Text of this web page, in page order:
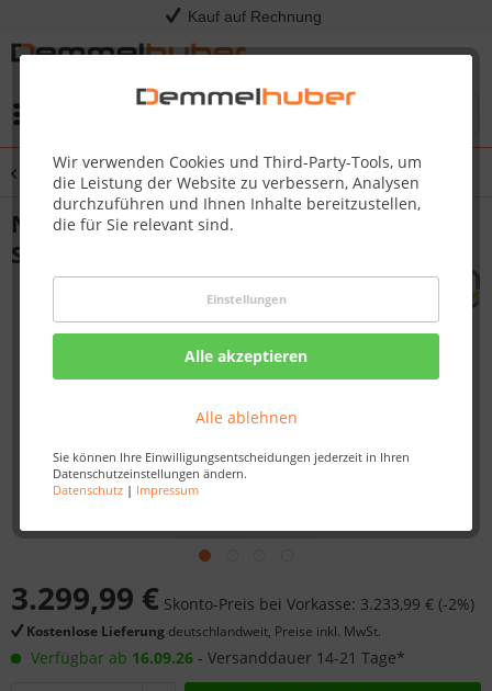
Kauf auf Rechnung
Wir verwenden Cookies und Third-Party-Tools, um
die Leistung der Website zu verbessern, Analysen
durchzuführen und Ihnen Inhalte bereitzustellen,
die für Sie relevant sind.
Einstellungen
Alle akzeptieren
Alle ablehnen
Sie können Ihre Einwilligungsentscheidungen jederzeit in Ihren
Datenschutzeinstellungen ändern.
Datenschutz| Impressum
Übersicht Schaukel
Nestschaukel OVAL PRO mit
Stahlpfosten
3.299,99 € Skonto-Preis bei Vorkasse: 3.233,99 € (-2%)
Kostenlose Lieferung deutschlandweit, Preise inkl. MwSt.
Verfügbar ab 16.09.26 - Versanddauer 14-21 Tage*